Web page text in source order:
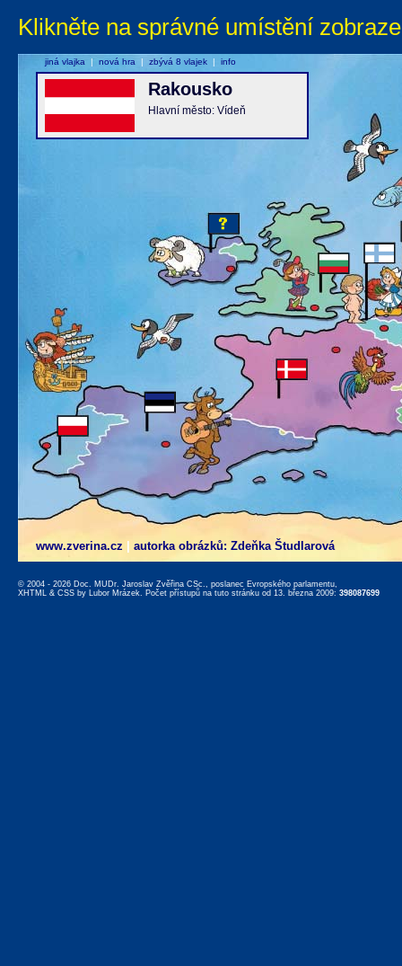
Klikněte na správné umístění
www.zverina.cz autorka obrázků: Zdeňka Študlarová
Rakousko
Hlavní město: Vídeň
jiná vlajka | nová hra | zbývá 8 vlajek | info
© 2004 - 2026 Doc. MUDr. Jaroslav Zvěřina CSc., poslanec Evropského parlamentu,
XHTML & CSS by Lubor Mrázek. Počet přístupů na tuto stránku od 13. března 2009: 398087699